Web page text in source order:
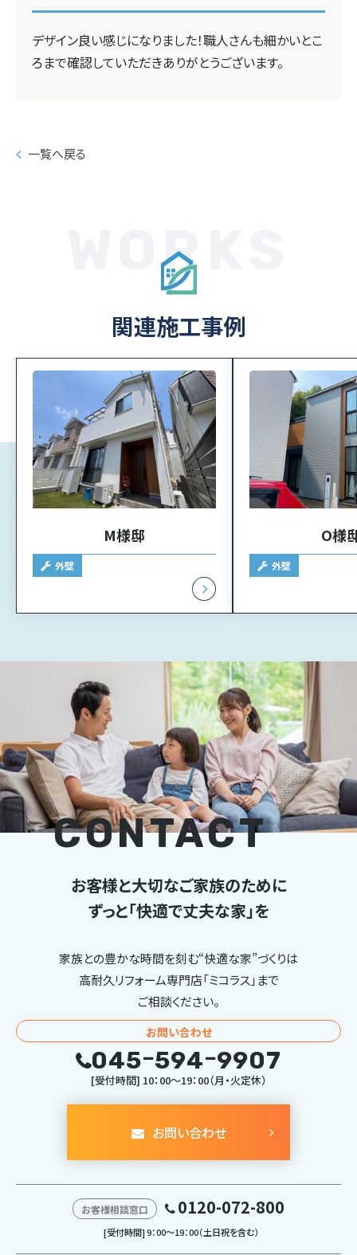
デザイン良い感じになりました！職人さんも細かいとこ
ろまで確認していただきありがとうございます。
一覧へ戻る
WORKS
関連施工事例
M様邸
外壁
O様
外壁
お客様と大切なご家族のために
ずっと「快適で丈夫な家」を
家族との豊かな時間を刻む“快適な家”づくりは
高耐久リフォーム専門店「ミコラス」まで
ご相談ください。
お問い合わせ
045ｰ594ｰ9907
[受付時間] 10：00～19：00（月・火定休）
お問い合わせ
お客様相談窓口 0120-072-800
[受付時間] 9：00～19：00（土日祝を含む）